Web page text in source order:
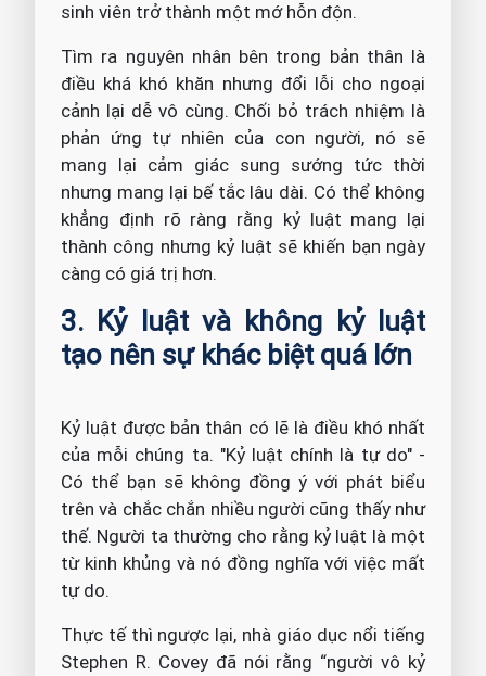
sinh viên trở thành một mớ hỗn độn.
Tìm ra nguyên nhân bên trong bản thân là
điều khá khó khăn nhưng đổi lỗi cho ngoại
cảnh lại dễ vô cùng. Chối bỏ trách nhiệm là
phản ứng tự nhiên của con người, nó sẽ
mang lại cảm giác sung sướng tức thời
nhưng mang lại bế tắc lâu dài. Có thể không
khẳng định rõ ràng rằng kỷ luật mang lại
thành công nhưng kỷ luật sẽ khiến bạn ngày
càng có giá trị hơn.
3. Kỷ luật và không kỷ luật
tạo nên sự khác biệt quá lớn
Kỷ luật được bản thân có lẽ là điều khó nhất
của mỗi chúng ta. "Kỷ luật chính là tự do" -
Có thể bạn sẽ không đồng ý với phát biểu
trên và chắc chắn nhiều người cũng thấy như
thế. Người ta thường cho rằng kỷ luật là một
từ kinh khủng và nó đồng nghĩa với việc mất
tự do.
Thực tế thì ngược lại, nhà giáo dục nổi tiếng
Stephen R. Covey đã nói rằng “người vô kỷ